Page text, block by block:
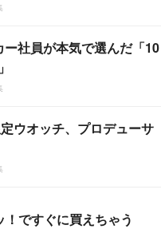
社員が本気で選んだ「10
ウオッチ、プロデューサ
！ですぐに買えちゃう